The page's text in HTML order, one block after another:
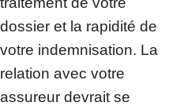
dossier et la rapidité de
votre indemnisation. La
relation avec votre
assureur devrait se